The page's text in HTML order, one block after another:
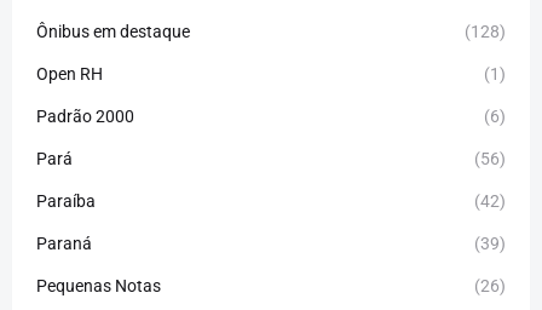
Ônibus em destaque (128)
Open RH (1)
Padrão 2000 (6)
Pará (56)
Paraíba (42)
Paraná (39)
Pequenas Notas (26)